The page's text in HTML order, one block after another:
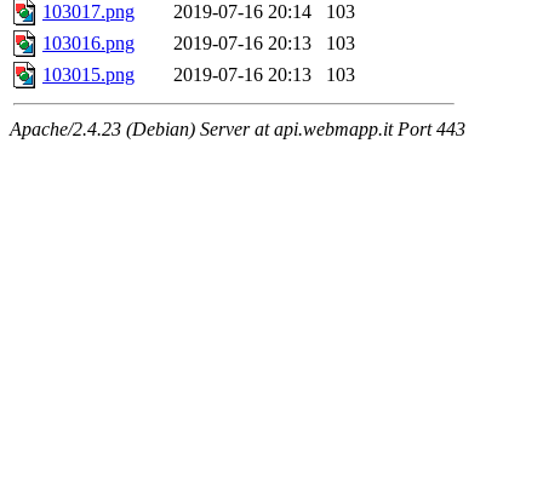
103017.png
2019-07-16 20:14
103
103016.png
2019-07-16 20:13
103
103015.png
2019-07-16 20:13 103
Apache/2.4.23 (Debian) Server at api.webmapp.it Port 443